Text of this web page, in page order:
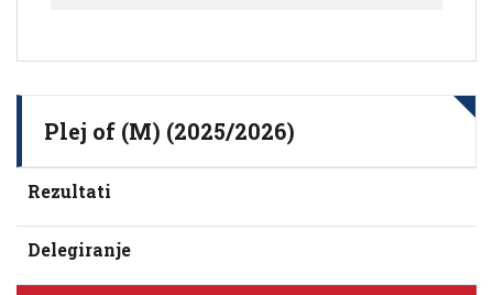
Plej of (M) (2025/2026)
Rezultati
Delegiranje